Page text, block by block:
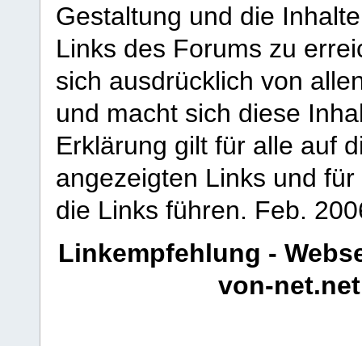
Gestaltung und die
Links des Forums zu
sich ausdrücklich von
und macht sich diese
Erklärung gilt für alle auf
angezeigten Links und
die Links führen. Feb.
Linkempfehlung -
von-net.net